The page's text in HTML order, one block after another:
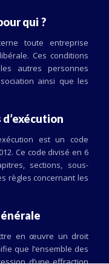
qui ?
toute entreprise
Ces conditions
autres personnes
ainsi que les
est un code
Ce code divisé en 6
sections, sous-
règles concernant les
en œuvre un droit
que l’ensemble des
d’une effraction